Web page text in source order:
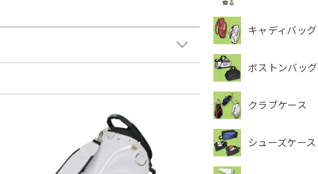
キャディバッグ
ボストンバッグ
クラブケース
シューズケース